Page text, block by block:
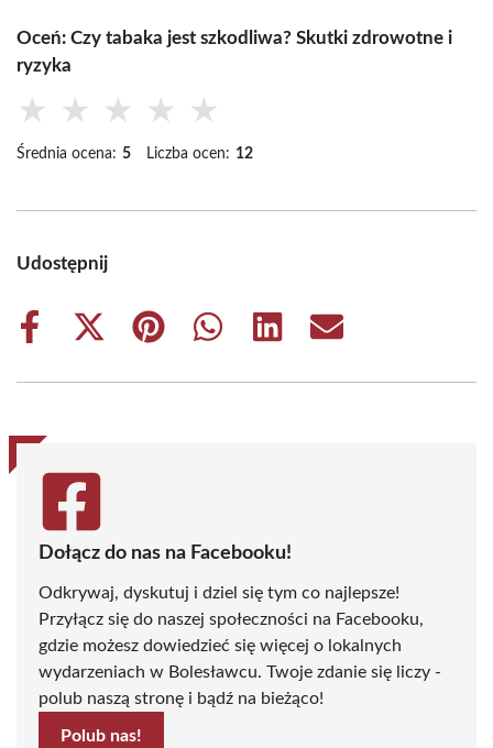
Oceń: Czy tabaka jest szkodliwa? Skutki zdrowotne i
ryzyka
★ ★ ★ ★ ★
Średnia ocena: 5 Liczba ocen: 12
Udostępnij
Share
Share
(Twitter)
Share
Share
Share
Share
Dołącz do nas na Facebooku!
Odkrywaj, dyskutuj i dziel się tym co najlepsze!
Przyłącz się do naszej społeczności na Facebooku,
gdzie możesz dowiedzieć się więcej o lokalnych
wydarzeniach w Bolesławcu. Twoje zdanie się liczy -
polub naszą stronę i bądź na bieżąco!
Polub nas!